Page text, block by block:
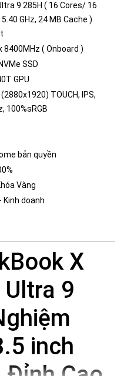
9 285H ( 16 Cores/ 16
GHz, 24 MB Cache )
8400MHz ( Onboard )
SSD
GPU
TOUCH, IPS,
100%sRGB
bản quyền
Vàng
Kinh doanh
X
Ultra 9
inch